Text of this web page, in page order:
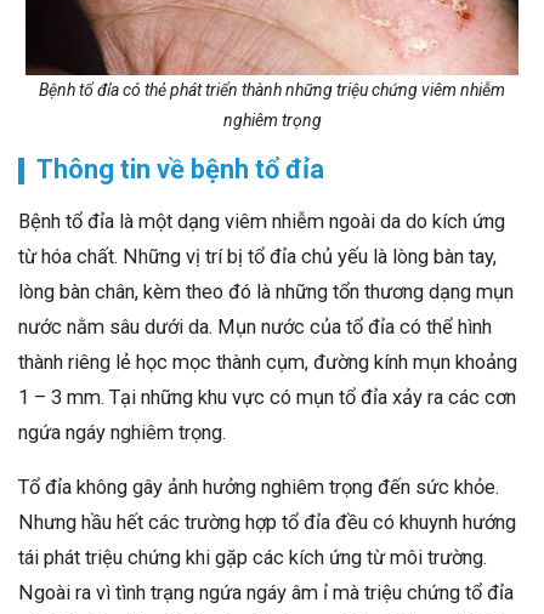
Bệnh tổ đỉa có thẻ phát triển thành những triệu chứng viêm nhiễm
nghiêm trọng
Thông tin về bệnh tổ đỉa
Bệnh tổ đỉa là một dạng viêm nhiễm ngoài da do kích ứng
từ hóa chất. Những vị trí bị tổ đỉa chủ yếu là lòng bàn tay,
lòng bàn chân, kèm theo đó là những tổn thương dạng mụn
nước nằm sâu dưới da. Mụn nước của tổ đỉa có thể hình
thành riêng lẻ học mọc thành cụm, đường kính mụn khoảng
1 – 3 mm. Tại những khu vực có mụn tổ đỉa xảy ra các cơn
ngứa ngáy nghiêm trọng.
Tổ đỉa không gây ảnh hưởng nghiêm trọng đến sức khỏe.
Nhưng hầu hết các trường hợp tổ đỉa đều có khuynh hướng
tái phát triệu chứng khi gặp các kích ứng từ môi trường.
Ngoài ra vì tình trạng ngứa ngáy âm ỉ mà triệu chứng tổ đỉa